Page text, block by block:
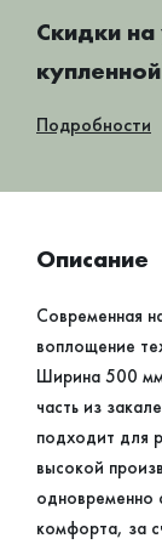
Скидки
Подробности
Описание
Современная
воплощение
Ширина 500
часть из
подходит для
высокой
одновременно
комфорта, за